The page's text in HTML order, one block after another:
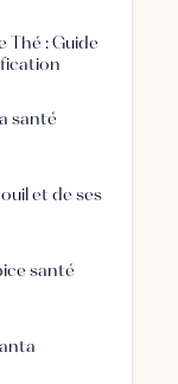
Thé : Guide
santé
et de ses
santé